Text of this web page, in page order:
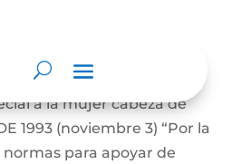
Mujeres.
normas para apoyar
a la mujer cabeza de
1993 (noviembre 3) “Por la
para apoyar de